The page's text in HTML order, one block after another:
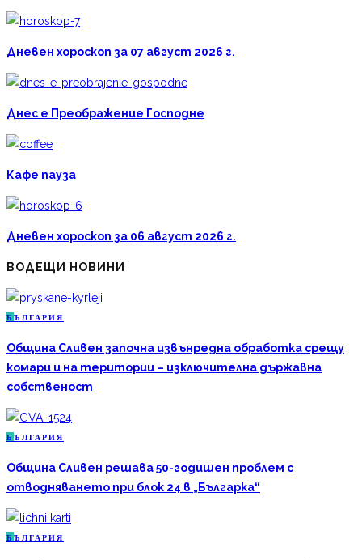
Дневен хороскоп за 07 август 2026 г.
Днес е Преображение Господне
Кафе пауза
Дневен хороскоп за 06 август 2026 г.
ВОДЕЩИ НОВИНИ
Б ЪЛГАРИЯ
Община Сливен започна извънредна обработка срещу
комари и на територии – изключителна държавна
собственост
Б ЪЛГАРИЯ
Община Сливен решава 50-годишен проблем с
отводняването при блок 24 в „Българка“
Б ЪЛГАРИЯ